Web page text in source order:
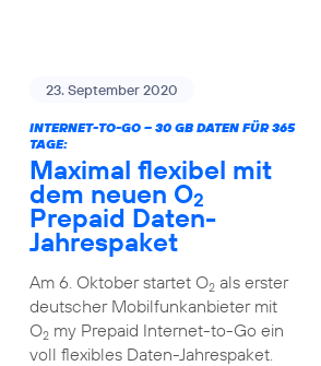
23. September 2020
INTERNET-TO-GO – 30 GB DATEN FÜR 365
TAGE:
Maximal flexibel mit
dem neuen O2
Prepaid Daten-
Jahrespaket
Am 6. Oktober startet O2als erster
deutscher Mobilfunkanbieter mit
O2my Prepaid Internet-to-Go ein
voll flexibles Daten-Jahrespaket.